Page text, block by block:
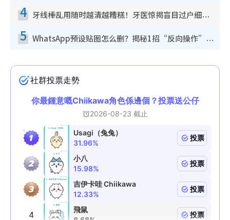
4 牙线棒乱用随时越清越糟糕！牙医惊揭盲目过户细菌恐致龋齿：这种才是日常真保养
5 WhatsApp预设贴图怎么删？揭秘1招“反向操作”还原简洁界面 附3步实测教程